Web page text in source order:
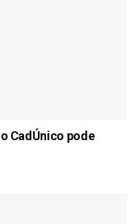
CadÚnico pode